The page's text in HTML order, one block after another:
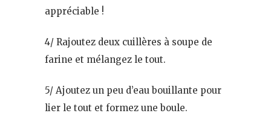
appréciable !
4/ Rajoutez deux cuillères à soupe de
farine et mélangez le tout.
5/ Ajoutez un peu d’eau bouillante pour
lier le tout et formez une boule.